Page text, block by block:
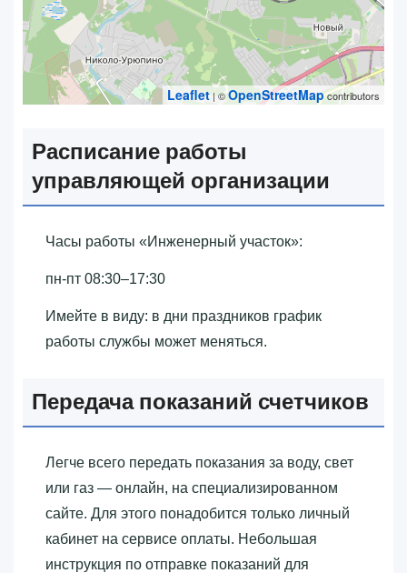
Leaflet | ©OpenStreetMapcontributors
Расписание работы
управляющей организации
Часы работы «‎Инженерный участок»‎:
пн-пт 08:30–17:30
Имейте в виду: в дни праздников график
работы службы может меняться.
Передача показаний счетчиков
Легче всего передать показания за воду, свет
или газ — онлайн, на специализированном
сайте. Для этого понадобится только личный
кабинет на сервисе оплаты. Небольшая
инструкция по отправке показаний для